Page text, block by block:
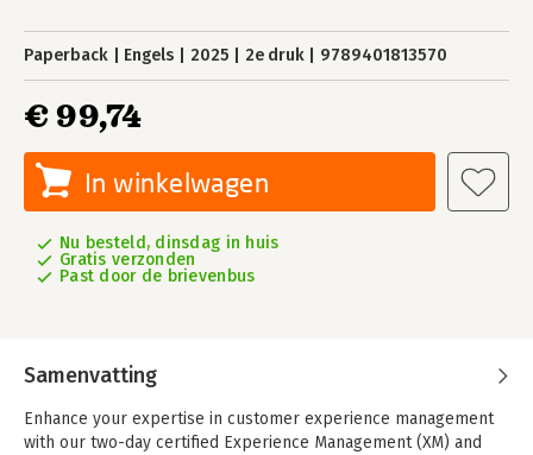
Paperback Engels 2025 2e druk 9789401813570
€ 99,74
In winkelwagen
Nu besteld, dinsdag in huis
Gratis verzonden
Past door de brievenbus
Samenvatting
Enhance your expertise in customer experience management
with our two-day certified Experience Management (XM) and